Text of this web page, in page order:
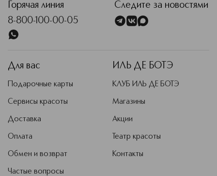
Горячая линия
8-800-100-00-05
Следите за новостями
Для вас
Подарочные карты
Сервисы красоты
Доставка
Оплата
Обмен и возврат
Частые вопросы
ИЛЬ ДЕ БОТЭ
КЛУБ ИЛЬ ДЕ БОТЭ
Магазины
Акции
Театр красоты
Контакты